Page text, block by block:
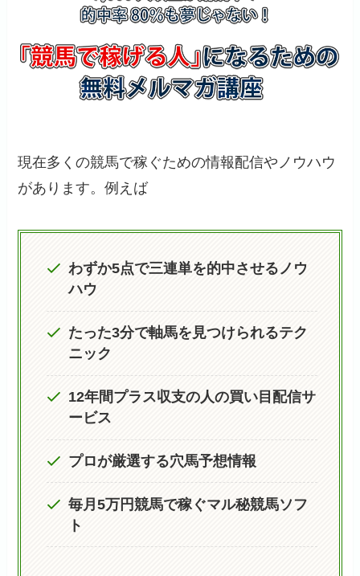
現在多くの競馬で稼ぐための情報配信やノウハウ
があります。例えば
わずか5点で三連単を的中させるノウ
ハウ
たった3分で軸馬を見つけられるテク
ニック
12年間プラス収支の人の買い目配信サ
ービス
プロが厳選する穴馬予想情報
毎月5万円競馬で稼ぐマル秘競馬ソフ
ト